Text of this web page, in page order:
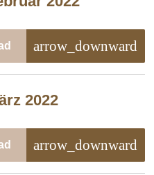
arrow_downward
2022
arrow_downward